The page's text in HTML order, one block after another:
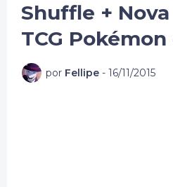
Shuffle +
TCG
por Fellipe - 16/11/2015